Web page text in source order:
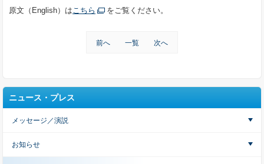
原文（English）はこちら をご覧ください。
前へ 一覧 次へ
ニュース・プレス
メッセージ／演説
お知らせ